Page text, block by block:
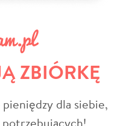
ZBIÓRKĘ
pieniędzy dla siebie,